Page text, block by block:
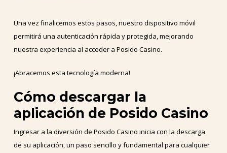
Una vez finalicemos estos pasos, nuestro dispositivo móvil
permitirá una autenticación rápida y protegida, mejorando
nuestra experiencia al acceder a Posido Casino.
¡Abracemos esta tecnología moderna!
Cómo descargar la
aplicación de Posido Casino
Ingresar a la diversión de Posido Casino inicia con la descarga
de su aplicación, un paso sencillo y fundamental para cualquier